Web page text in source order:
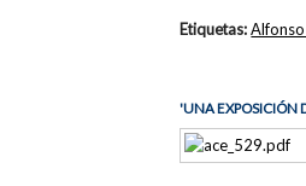
Etiquetas:
'UNA EXPOSICIÓN